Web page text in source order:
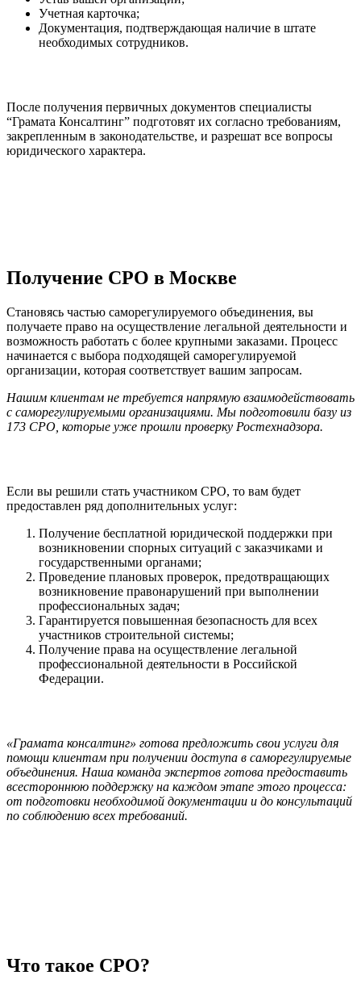
Учетная карточка;
Документация, подтверждающая наличие в штате
необходимых сотрудников.
После получения первичных документов специалисты
“Грамата Консалтинг” подготовят их согласно требованиям,
закрепленным в законодательстве, и разрешат все вопросы
юридического характера.
Получение СРО в Москве
Становясь частью саморегулируемого объединения, вы
получаете право на осуществление легальной деятельности и
возможность работать с более крупными заказами. Процесс
начинается с выбора подходящей саморегулируемой
организации, которая соответствует вашим запросам.
Нашим клиентам не требуется напрямую взаимодействовать
с саморегулируемыми организациями. Мы подготовили базу из
173 СРО, которые уже прошли проверку Ростехнадзора.
Если вы решили стать участником СРО, то вам будет
предоставлен ряд дополнительных услуг:
Получение бесплатной юридической поддержки при
возникновении спорных ситуаций с заказчиками и
государственными органами;
Проведение плановых проверок, предотвращающих
возникновение правонарушений при выполнении
профессиональных задач;
Гарантируется повышенная безопасность для всех
участников строительной системы;
Получение права на осуществление легальной
профессиональной деятельности в Российской
Федерации.
«Грамата консалтинг» готова предложить свои услуги для
помощи клиентам при получении доступа в саморегулируемые
объединения. Наша команда экспертов готова предоставить
всестороннюю поддержку на каждом этапе этого процесса:
от подготовки необходимой документации и до консультаций
по соблюдению всех требований.
Что такое СРО?